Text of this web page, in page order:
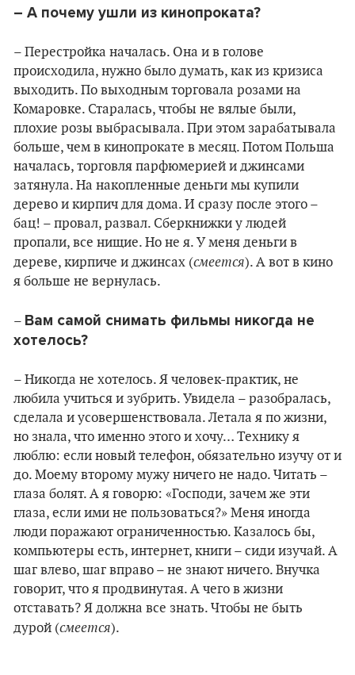
– А почему ушли из кинопроката?
– Перестройка началась. Она и в голове
происходила, нужно было думать, как из кризиса
выходить. По выходным торговала розами на
Комаровке. Старалась, чтобы не вялые были,
плохие розы выбрасывала. При этом зарабатывала
больше, чем в кинопрокате в месяц. Потом Польша
началась, торговля парфюмерией и джинсами
затянула. На накопленные деньги мы купили
дерево и кирпич для дома. И сразу после этого –
бац! – провал, развал. Сберкнижки у людей
пропали, все нищие. Но не я. У меня деньги в
дереве, кирпиче и джинсах (смеется). А вот в кино
я больше не вернулась.
– Вам самой снимать фильмы никогда не
хотелось?
– Никогда не хотелось. Я человек-практик, не
любила учиться и зубрить. Увидела – разобралась,
сделала и усовершенствовала. Летала я по жизни,
но знала, что именно этого и хочу… Технику я
люблю: если новый телефон, обязательно изучу от и
до. Моему второму мужу ничего не надо. Читать –
глаза болят. А я говорю: «Господи, зачем же эти
глаза, если ими не пользоваться?» Меня иногда
люди поражают ограниченностью. Казалось бы,
компьютеры есть, интернет, книги – сиди изучай. А
шаг влево, шаг вправо – не знают ничего. Внучка
говорит, что я продвинутая. А чего в жизни
отставать? Я должна все знать. Чтобы не быть
дурой (смеется).